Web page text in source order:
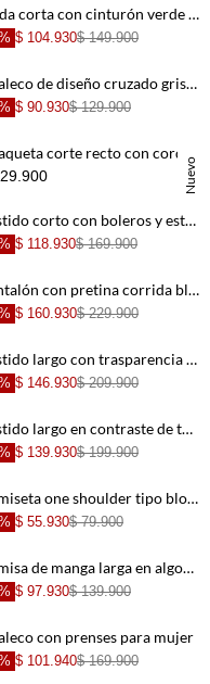
+
Falda corta con cinturón verde para mujer
$ 104.930$ 149.900
+
Chaleco de diseño cruzado gris para mujer
$ 90.930$ 129.900
Nuevo
+
Chaqueta corte recto con cordones dorados de algodón negro para mujer
+
Vestido corto con boleros y estampado de flores para mujer
$ 118.930$ 169.900
+
Pantalón con pretina corrida blanco para mujer
$ 160.930$ 229.900
+
Vestido largo con trasparencia para mujer
$ 146.930$ 209.900
Vestido largo en contraste de telas crudo para mujer
$ 139.930$ 199.900
Camiseta one shoulder tipo blonda crudo para mujer
$ 55.930$ 79.900
Camisa de manga larga en algodón azul claro para mujer
$ 97.930$ 139.900
con prenses para mujer
$ 101.940$ 169.900